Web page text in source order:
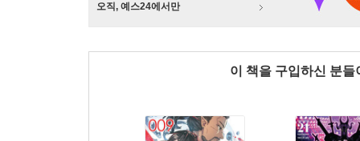
오직, 예스24에서만
이 책을 구입하신 분